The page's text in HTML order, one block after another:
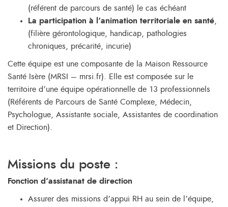
(référent de parcours de santé) le cas échéant
La participation à l’animation territoriale en santé
(filière gérontologique, handicap, pathologies
chroniques, précarité, incurie)
Cette équipe est une composante de la Maison Ressource
Santé Isère (MRSI – mrsi.fr). Elle est composée sur le
territoire d’une équipe opérationnelle de 13 professionnels
(Référents de Parcours de Santé Complexe, Médecin,
Psychologue, Assistante sociale, Assistantes de coordination
et Direction).
Missions du poste :
Fonction d’assistanat de direction
Assurer des missions d’appui RH au sein de l’équipe,